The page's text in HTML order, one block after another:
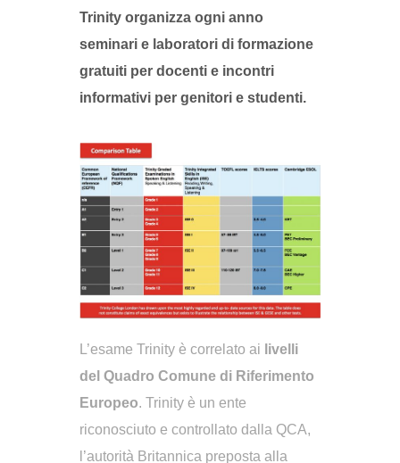
Trinity organizza ogni anno
seminari e laboratori di formazione
gratuiti per docenti e incontri
informativi per genitori e studenti.
L’esame Trinity è correlato ai livelli
del Quadro Comune di Riferimento
Europeo. Trinity è un ente
riconosciuto e controllato dalla QCA,
l’autorità Britannica preposta alla